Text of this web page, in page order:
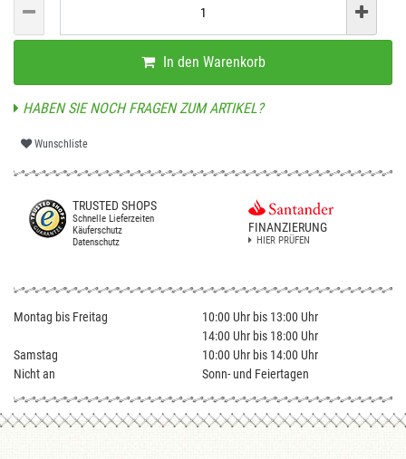
In den Warenkorb
HABEN SIE NOCH FRAGEN ZUM ARTIKEL?
Wunschliste
TRUSTED SHOPS
Schnelle Lieferzeiten
Käuferschutz
Datenschutz
FINANZIERUNG
HIER PRÜFEN
Montag bis Freitag
10:00 Uhr bis 13:00 Uhr
14:00 Uhr bis 18:00 Uhr
Samstag
10:00 Uhr bis 14:00 Uhr
Nicht an
Sonn- und Feiertagen